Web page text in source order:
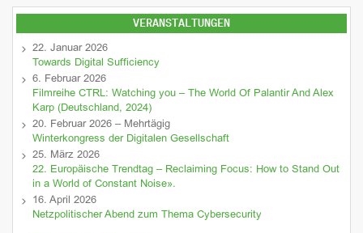
VERANSTALTUNGEN
22. Januar 2026
Towards Digital Sufficiency
6. Februar 2026
Filmreihe CTRL: Watching you – The World Of Palantir And Alex
Karp (Deutschland, 2024)
20. Februar 2026 – Mehrtägig
Winterkongress der Digitalen Gesellschaft
25. März 2026
22. Europäische Trendtag – Reclaiming Focus: How to Stand Out
in a World of Constant Noise».
16. April 2026
Netzpolitischer Abend zum Thema Cybersecurity